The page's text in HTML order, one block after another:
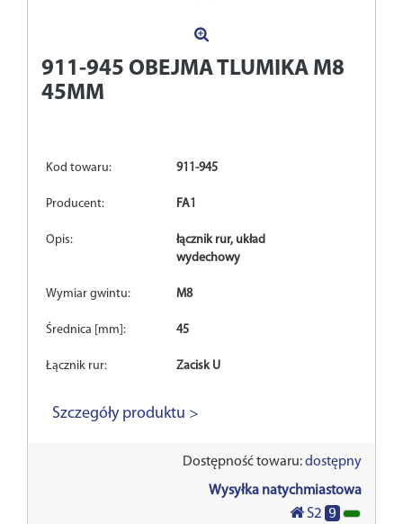
911-945 OBEJMA TLUMIKA M8
45MM
Kod towaru: 911-945
Producent: FA1
Opis:
łącznik rur, układ
wydechowy
Wymiar gwintu: M8
Średnica [mm]: 45
Łącznik rur: Zacisk U
Szczegóły produktu >
Dostępność towaru:dostępny
Wysyłka natychmiastowa
S2 9